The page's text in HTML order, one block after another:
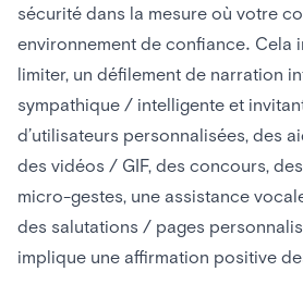
sécurité dans la mesure où votre
environnement de confiance. Cela
limiter, un défilement de narration
sympathique / intelligente et
d’utilisateurs personnalisées, des
des vidéos / GIF, des concours,
micro-gestes, une assistance
des salutations / pages
implique une affirmation positive